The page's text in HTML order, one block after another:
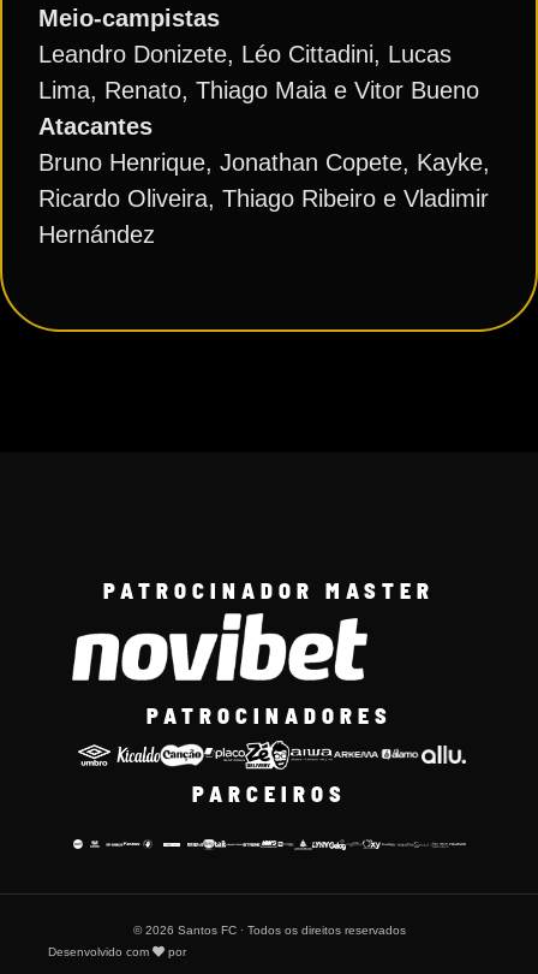
Meio-campistas
Leandro Donizete, Léo Cittadini, Lucas
Lima, Renato, Thiago Maia e Vitor Bueno
Atacantes
Bruno Henrique, Jonathan Copete, Kayke,
Ricardo Oliveira, Thiago Ribeiro e Vladimir
Hernández
PATROCINADOR MASTER
PATROCINADORES
PARCEIROS
© 2026 Santos FC · Todos os direitos reservados
Desenvolvido com
por